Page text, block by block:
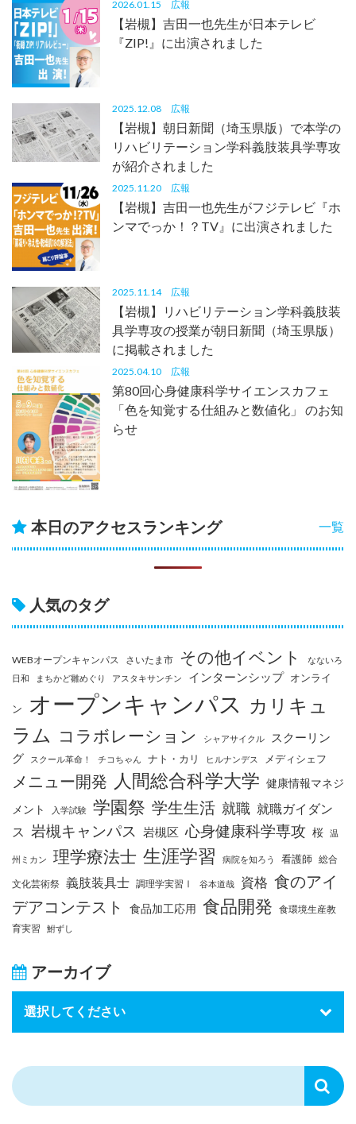
2026.01.15 広報
【岩槻】吉田一也先生が日本テレビ
『ZIP!』に出演されました
2025.12.08 広報
【岩槻】朝日新聞（埼玉県版）で本学の
リハビリテーション学科義肢装具学専攻
が紹介されました
2025.11.20 広報
【岩槻】吉田一也先生がフジテレビ『ホ
ンマでっか！？TV』に出演されました
2025.11.14 広報
【岩槻】リハビリテーション学科義肢装
具学専攻の授業が朝日新聞（埼玉県版）
に掲載されました
2025.04.10 広報
第80回心身健康科学サイエンスカフェ
「色を知覚する仕組みと数値化」 のお知
らせ
一覧
本日のアクセスランキング
人気のタグ
WEBオープンキャンパス さいたま市 その他イベント
なないろ
日和
まちかど雛めぐり アスタキサンチン インターンシップ オンライ
ン オープンキャンパス カリキュ
ラム コラボレーション シャアサイクル
スクーリン
グ
スクール革命！ チコちゃん ナト・カリ ヒルナンデス メディシェフ
メニュー開発 人間総合科学大学 健康情報マネジ
メント
入学試験 学園祭 学生生活 就職 就職ガイダン
ス
岩槻キャンパス 岩槻区 心身健康科学専攻 桜 温
州ミカン 理学療法士 生涯学習 病院を知ろう 看護師 総合
文化芸術祭 義肢装具士 調理学実習Ⅰ 谷本道哉 資格 食のアイ
デアコンテスト
食品加工応用 食品開発 食環境生産教
育実習
鮒ずし
アーカイブ